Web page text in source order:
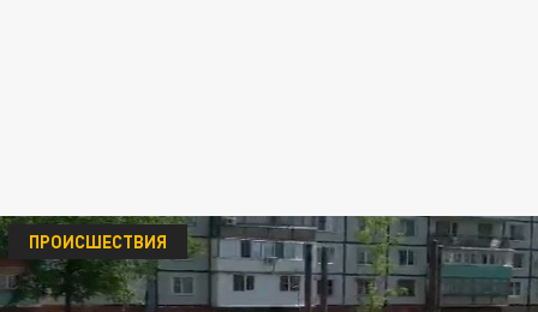
ПРОИСШЕСТВИЯ